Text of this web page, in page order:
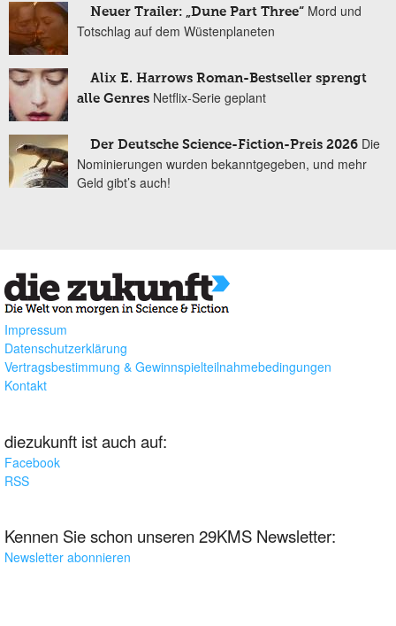
Neuer Trailer: „Dune Part Three“ Mord und
Totschlag auf dem Wüstenplaneten
Alix E. Harrows Roman-Bestseller sprengt
alle Genres Netflix-Serie geplant
Der Deutsche Science-Fiction-Preis 2026 Die
Nominierungen wurden bekanntgegeben, und mehr
Geld gibt’s auch!
Impressum
Datenschutzerklärung
Vertragsbestimmung & Gewinnspielteilnahmebedingungen
Kontakt
diezukunft ist auch auf:
Facebook
RSS
Kennen Sie schon unseren 29KMS Newsletter:
Newsletter abonnieren